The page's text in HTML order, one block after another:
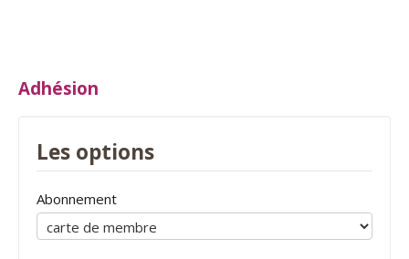
Adhésion
Les options
Abonnement